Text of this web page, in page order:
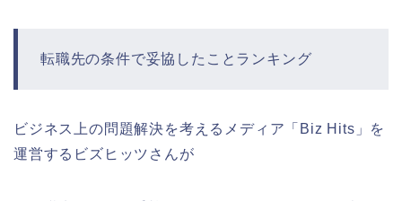
転職先の条件で妥協したことランキング
ビジネス上の問題解決を考えるメディア「Biz Hits」を
運営するビズヒッツさんが